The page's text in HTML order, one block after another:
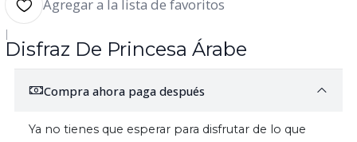
Agregar a la lista de favoritos
|
Disfraz De Princesa Árabe
Compra ahora paga después
Ya no tienes que esperar para disfrutar de lo que